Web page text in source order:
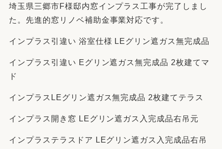
埼玉県三郷市F様邸内窓インプラス工事が完了しまし
た。先進的窓リノベ補助金事業対応です。
インプラス引違い 浴室仕様 LEグリン遮ガス無完成品
インプラス引違い Eグリン遮ガス無完成品 2枚建てマ
ド
インプラスLEグリン遮ガス無完成品 2枚建てテラス
インプラス開き窓 LEグリン遮ガス入完成品右吊元
インプラステラスドア LEグリン遮ガス入完成品右吊